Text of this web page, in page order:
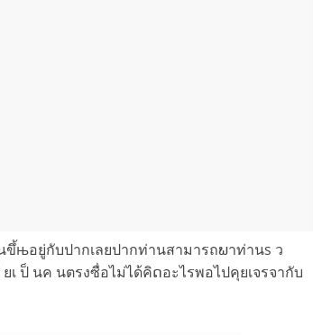
ขึ้њอยู่กับปากเลยปากท่านสามารถພาท่านs ว
ป็ นค นตรงซื่อไม่ได้คิດอะไรพอไปคุยเจรจากับ